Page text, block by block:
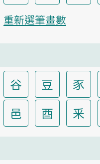
重新選筆畫數
谷 豆 豕
邑 酉 釆